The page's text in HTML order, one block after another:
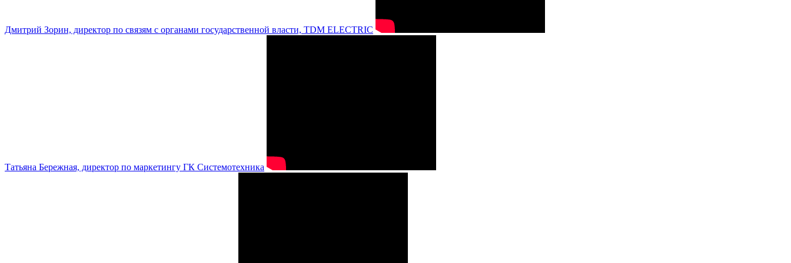
Дмитрий Зорин, директор по связям с органами государственной власти, TDM ELECTRIC
Татьяна Бережная, директор по маркетингу ГК Системотехника